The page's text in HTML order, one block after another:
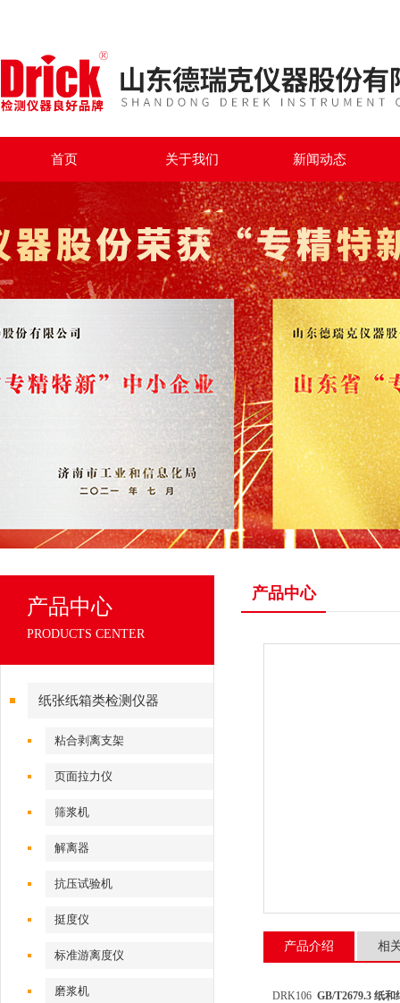
首页 关于我们 新闻动态
产品中心
PRODUCTS CENTER
纸张纸箱类检测仪器
粘合剥离支架
页面拉力仪
筛浆机
解离器
抗压试验机
挺度仪
标准游离度仪
磨浆机
产品中心
产品介绍 相
DRK106 GB/T2679.3 纸